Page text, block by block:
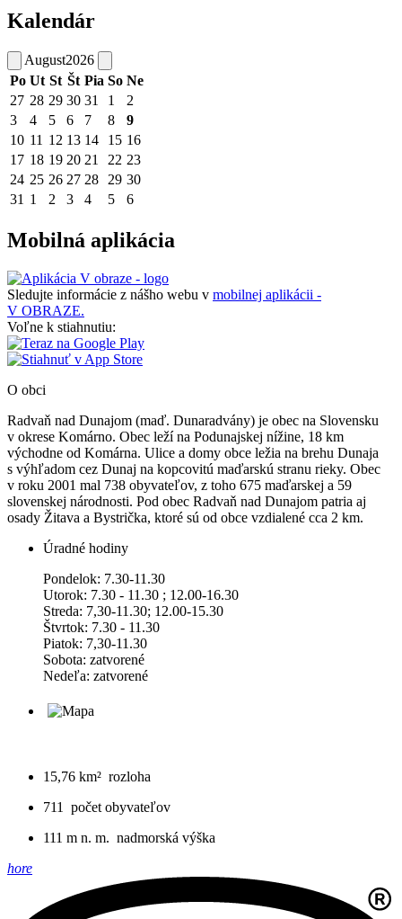
Kalendár
August2026
Po Ut St Št Pia So Ne
27 28 29 30 31 1
2
3
4 5 6 7 8
9
10 11 12 13 14 15 16
17 18 19 20 21 22 23
24 25 26 27 28 29 30
31 1 2 3 4 5 6
Mobilná aplikácia
Sledujte informácie z nášho webu v mobilnej aplikácii -
V OBRAZE.
Voľne k stiahnutiu:
O obci
Radvaň nad Dunajom (maď. Dunaradvány) je obec na Slovensku
v okrese Komárno. Obec leží na Podunajskej nížine, 18 km
východne od Komárna. Ulice a domy obce ležia na brehu Dunaja
s výhľadom cez Dunaj na kopcovitú maďarskú stranu rieky. Obec
v roku 2001 mal 738 obyvateľov, z toho 675 maďarskej a 59
slovenskej národnosti. Pod obec Radvaň nad Dunajom patria aj
osady Žitava a Bystrička, ktoré sú od obce vzdialené cca 2 km.
Úradné hodiny
Pondelok: 7.30-11.30
Utorok: 7.30 - 11.30 ; 12.00-16.30
Streda: 7,30-11.30; 12.00-15.30
Štvrtok: 7.30 - 11.30
Piatok: 7,30-11.30
Sobota: zatvorené
Nedeľa: zatvorené
15,76 km² rozloha
711
počet obyvateľov
111 m n. m. nadmorská výška
hore